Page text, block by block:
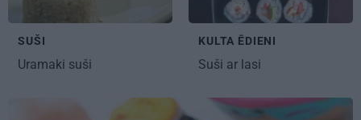
SUŠI
Uramaki suši
KULTA ĒDIENI
Suši ar lasi